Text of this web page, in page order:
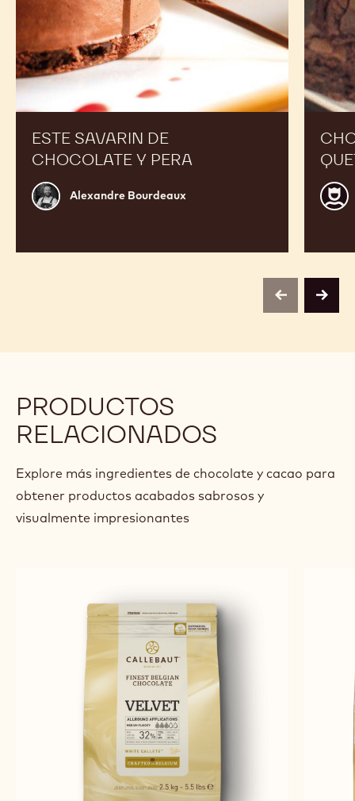
ESTE SAVARIN DE
CHOCOLATE Y PERA
Alexandre
Bourdeaux
Alexandre Bourdeaux
Guy
Van
previousnext
PRODUCTOS
RELACIONADOS
Explore más ingredientes de chocolate y cacao para
obtener productos acabados sabrosos y
visualmente impresionantes